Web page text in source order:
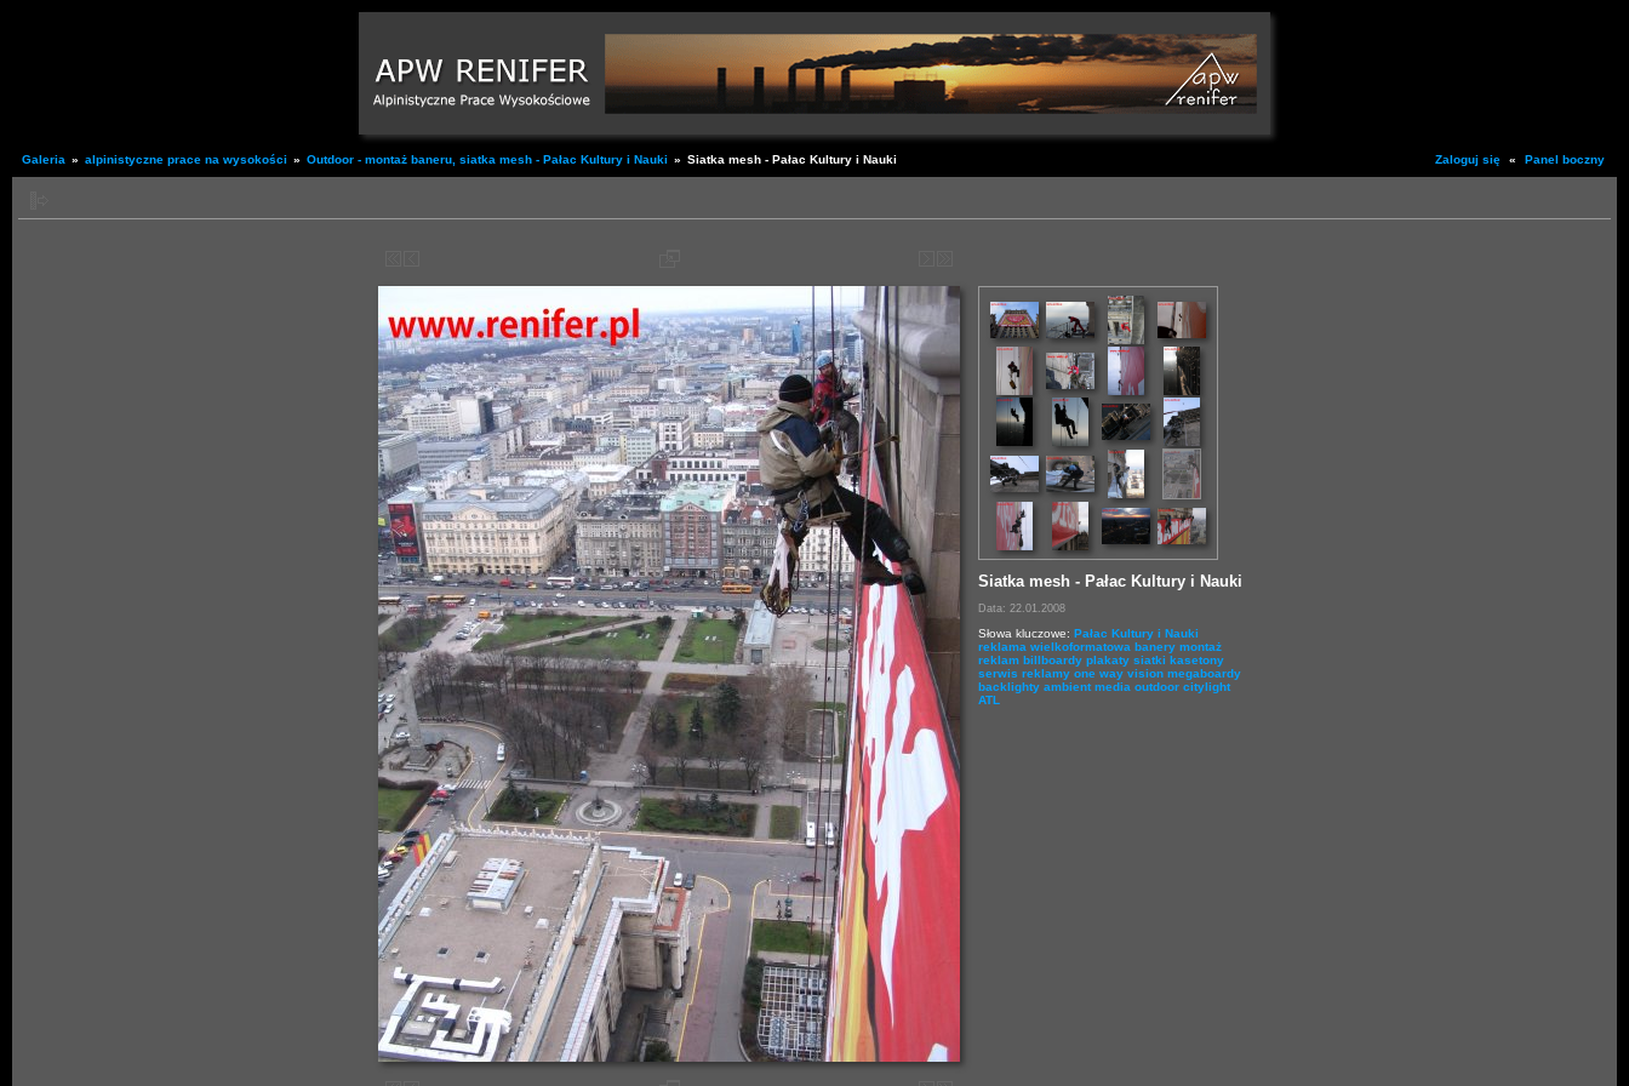
Zaloguj się « Panel boczny
Galeria » alpinistyczne prace na wysokości » Outdoor - montaż baneru, siatka mesh - Pałac Kultury i Nauki » Siatka mesh - Pałac Kultury i Nauki
Siatka mesh - Pałac Kultury i Nauki
Data: 22.01.2008
Słowa kluczowe: Pałac Kultury i Nauki
reklama wielkoformatowa banery montaż
reklam billboardy plakaty siatki kasetony
serwis reklamy one way vision megaboardy
backlighty ambient media outdoor citylight
ATL